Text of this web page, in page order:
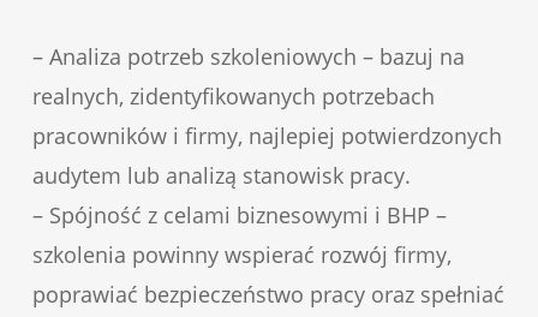
– Analiza potrzeb szkoleniowych – bazuj na
realnych, zidentyfikowanych potrzebach
pracowników i firmy, najlepiej potwierdzonych
audytem lub analizą stanowisk pracy.
– Spójność z celami biznesowymi i BHP –
szkolenia powinny wspierać rozwój firmy,
poprawiać bezpieczeństwo pracy oraz spełniać